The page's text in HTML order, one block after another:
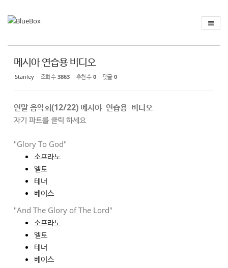
메시아 연습용 비디오
Stanley 조회 수 3863 추천 수 0 댓글 0
연말 음악회(12/22) 메시야 연습용 비디오
자기 파트를 클릭 하세요
"Glory To God"
소프라노
엘토
테너
베이스
"And The Glory of The Lord"
소프라노
엘토
테너
베이스
스케치북5
스케치북5